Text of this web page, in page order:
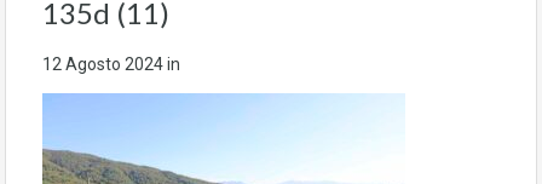
135d (11)
12 Agosto 2024in